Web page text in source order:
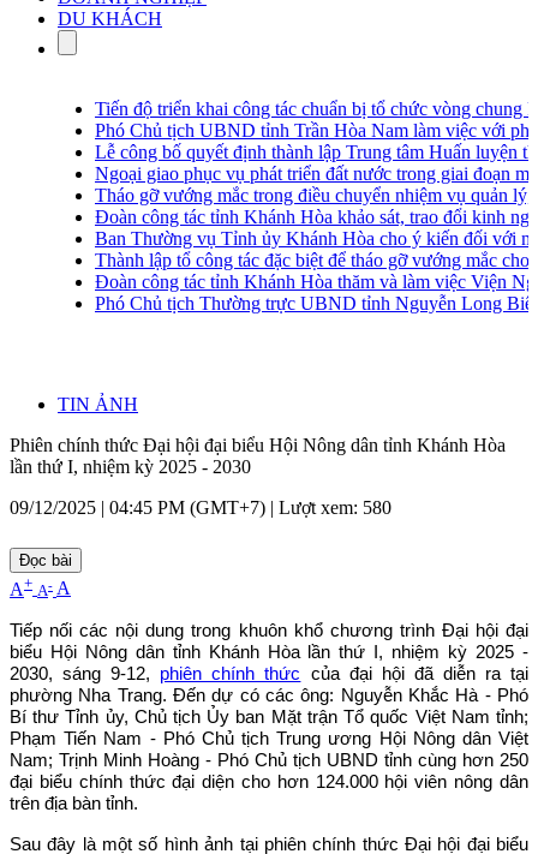
DU KHÁCH
Tiến độ triển khai công tác chuẩn bị tổ chức vòng chung
Phó Chủ tịch UBND tỉnh Trần Hòa Nam làm việc với
Lễ công bố quyết định thành lập Trung tâm Huấn luyện
Ngoại giao phục vụ phát triển đất nước trong giai đoạn mới
Tháo gỡ vướng mắc trong điều chuyển nhiệm vụ quản lý,
Đoàn công tác tỉnh Khánh Hòa khảo sát, trao đổi kinh
Ban Thường vụ Tỉnh ủy Khánh Hòa cho ý kiến đối với
Thành lập tổ công tác đặc biệt để tháo gỡ vướng mắc
Đoàn công tác tỉnh Khánh Hòa thăm và làm việc Viện
Phó Chủ tịch Thường trực UBND tỉnh Nguyễn Long
TIN ẢNH
Phiên chính thức Đại hội đại biểu Hội Nông dân tỉnh Khánh Hòa
lần thứ I, nhiệm kỳ 2025 - 2030
09/12/2025 | 04:45 PM (GMT+7) | Lượt xem: 580
Đọc bài
A+ A- A
Tiếp nối các nội dung trong khuôn khổ chương trình Đại hội đại
biểu Hội Nông dân tỉnh Khánh Hòa lần thứ I, nhiệm kỳ 2025 -
2030, sáng 9-12, phiên chính thức của đại hội đã diễn ra tại
phường Nha Trang. Đến dự có các ông: Nguyễn Khắc Hà - Phó
Bí thư Tỉnh ủy, Chủ tịch Ủy ban Mặt trận Tổ quốc Việt Nam tỉnh;
Phạm Tiến Nam - Phó Chủ tịch Trung ương Hội Nông dân Việt
Nam; Trịnh Minh Hoàng - Phó Chủ tịch UBND tỉnh cùng hơn 250
đại biểu chính thức đại diện cho hơn 124.000 hội viên nông dân
trên địa bàn tỉnh.
Sau đây là một số hình ảnh tại phiên chính thức Đại hội đại biểu